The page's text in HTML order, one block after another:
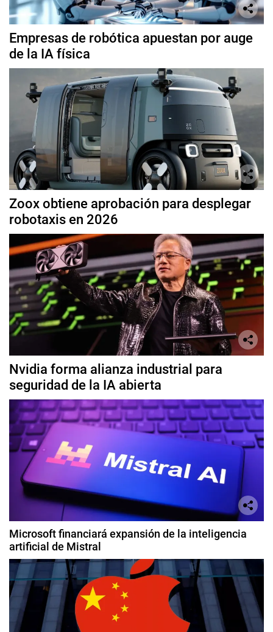
Empresas de robótica apuestan por auge
de la IA física
Zoox obtiene aprobación para desplegar
robotaxis en 2026
Nvidia forma alianza industrial para
seguridad de la IA abierta
Microsoft financiará expansión de la inteligencia
artificial de Mistral